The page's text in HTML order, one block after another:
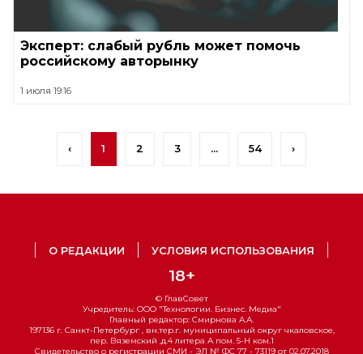
Эксперт: слабый рубль может помочь
российскому авторынку
1 июля 19:16
‹ 1 2 3 ... 54 ›
О РЕДАКЦИИ УСЛОВИЯ ИСПОЛЬЗОВАНИЯ
18+
© ГлавСовет
Учредитель: ООО "Технологии. Бизнес. Медиа"
Главный редактор: Смирнова А.А.
197136 г. Санкт-Петербург , вн.тер.г. муниципальный округ чкаловское,
пер. Вяземский ,д.4 литера А пом. 5-Н ком.1
Свидетельство о регистрации СМИ - ЭЛ № ФС 77 - 73119 от 02.07.2018